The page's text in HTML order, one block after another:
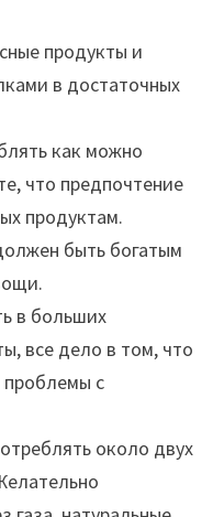
продукты и
в достаточных
как можно
что предпочтение
продуктам.
быть богатым
в больших
все дело в том, что
с
около двух